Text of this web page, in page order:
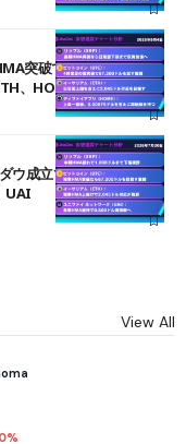
突破で雲下端を目指す
、HOME
ウ成立で下値追う展開
UAI
View All